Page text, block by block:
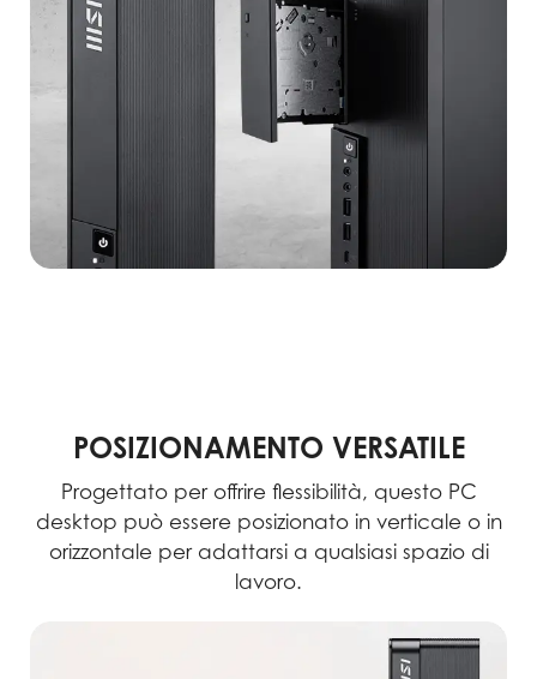
POSIZIONAMENTO VERSATILE
Progettato per offrire flessibilità, questo PC
desktop può essere posizionato in verticale o in
orizzontale per adattarsi a qualsiasi spazio di
lavoro.